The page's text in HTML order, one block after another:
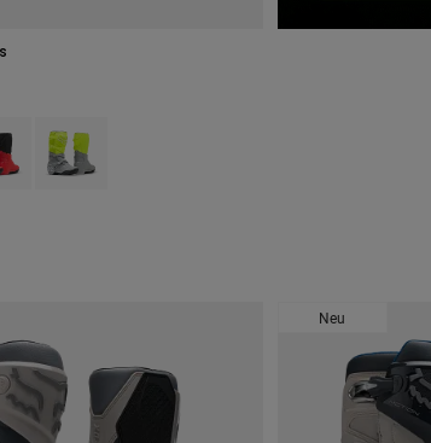
of Melonengrün.
swatch type of Rot.
Product swatch type of Gelb/Grau.
Neu